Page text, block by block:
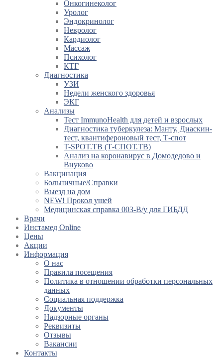
Онкогинеколог
Уролог
Эндокринолог
Невролог
Кардиолог
Массаж
Психолог
КТГ
Диагностика
УЗИ
Недели женского здоровья
ЭКГ
Анализы
Тест ImmunoHealth для детей и взрослых
Диагностика туберкулеза: Манту, Диаскин-
тест, квантифероновый тест, Т-спот
T-SPOT.TB (Т-СПОТ.ТВ)
Анализ на коронавирус в Домодедово и
Внуково
Вакцинация
Больничные/Справки
Выезд на дом
NEW! Прокол ушей
Медицинская справка 003-В/у для ГИБДД
Врачи
Инстамед Online
Цены
Акции
Информация
О нас
Правила посещения
Политика в отношении обработки персональных
данных
Социальная поддержка
Документы
Надзорные органы
Реквизиты
Отзывы
Вакансии
Контакты